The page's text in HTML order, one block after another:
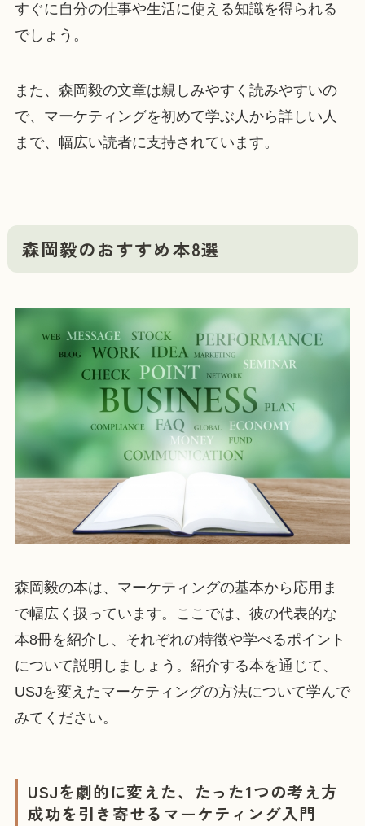
すぐに自分の仕事や生活に使える知識を得られる
でしょう。
また、森岡毅の文章は親しみやすく読みやすいの
で、マーケティングを初めて学ぶ人から詳しい人
まで、幅広い読者に支持されています。
森岡毅のおすすめ本8選
森岡毅の本は、マーケティングの基本から応用ま
で幅広く扱っています。ここでは、彼の代表的な
本8冊を紹介し、それぞれの特徴や学べるポイント
について説明しましょう。紹介する本を通じて、
USJを変えたマーケティングの方法について学んで
みてください。
USJを劇的に変えた、たった1つの考え方
成功を引き寄せるマーケティング入門